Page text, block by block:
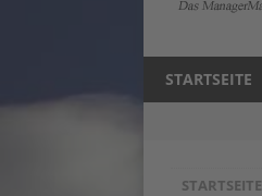
STARTSEITE
STARTSEITE